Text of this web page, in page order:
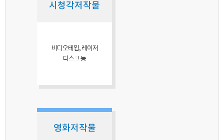
시청각저작물
비디오테입, 레이저
디스크 등
영화저작물